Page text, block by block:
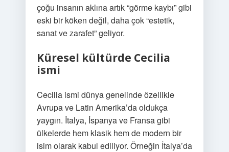
çoğu insanın aklına artık “görme kaybı” gibi
eski bir köken değil, daha çok “estetik,
sanat ve zarafet” geliyor.
Küresel kültürde Cecilia
ismi
Cecilia ismi dünya genelinde özellikle
Avrupa ve Latin Amerika’da oldukça
yaygın. İtalya, İspanya ve Fransa gibi
ülkelerde hem klasik hem de modern bir
isim olarak kabul ediliyor. Örneğin İtalya’da